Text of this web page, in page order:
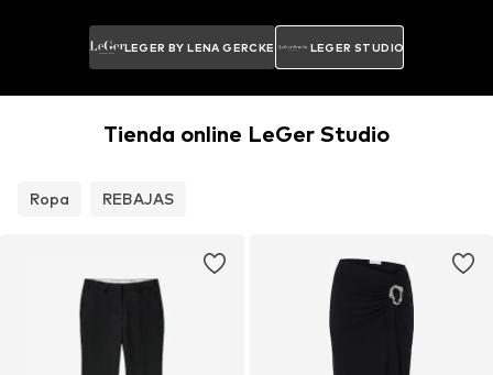
LEGER BY LENA GERCKE LEGER STUDIO
Tienda online LeGer Studio
Ropa REBAJAS